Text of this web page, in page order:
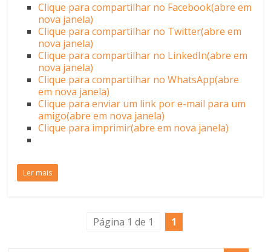
Clique para compartilhar no Facebook(abre em
nova janela)
Clique para compartilhar no Twitter(abre em
nova janela)
Clique para compartilhar no LinkedIn(abre em
nova janela)
Clique para compartilhar no WhatsApp(abre
em nova janela)
Clique para enviar um link por e-mail para um
amigo(abre em nova janela)
Clique para imprimir(abre em nova janela)
Ler mais
Página 1 de 1 1